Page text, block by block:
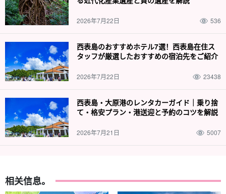
2026年7月22日 536
西表島のおすすめホテル7選！西表島在住ス
タッフが厳選したおすすめの宿泊先をご紹介
2026年7月22日 23438
西表島・大原港のレンタカーガイド｜乗り捨
て・格安プラン・港送迎と予約のコツを解説
2026年7月21日 5007
相关信息。